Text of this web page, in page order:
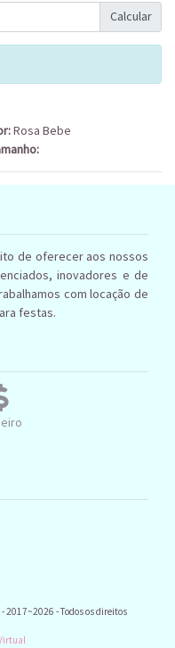
Calcular
Rosa Bebe
de oferecer aos nossos
inovadores e de
com locação de
festas.
2017~2026 - Todos os direitos